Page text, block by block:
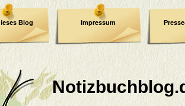
Blog Impressum
Datenschutzerklärung